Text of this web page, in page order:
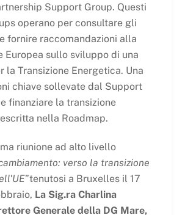
Support Group. Questi
operano per consultare gli
fornire raccomandazioni alla
Europea sullo sviluppo di una
la Transizione Energetica. Una
chiave sollevate dal Support
finanziare la transizione
nella Roadmap.
riunione ad alto livello
verso la transizione
”tenutosi a Bruxelles il 17
La Sig.ra Charlina
Generale della DG Mare,